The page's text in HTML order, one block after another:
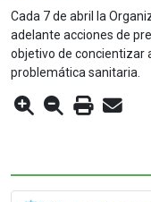
Cada 7 de abril la
adelante acciones de
objetivo de concientizar
problemática sanitaria.